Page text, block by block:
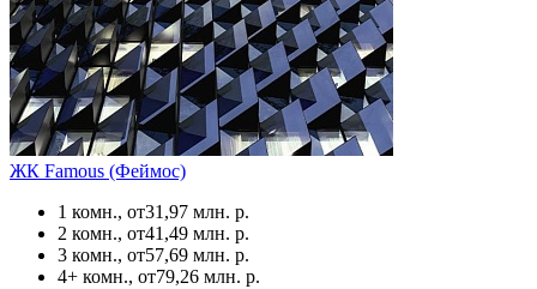
ЖК Famous (Феймос)
1 комн., от31,97 млн. р.
2 комн., от41,49 млн. р.
3 комн., от57,69 млн. р.
4+ комн., от79,26 млн. р.